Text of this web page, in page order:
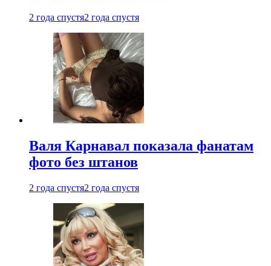
2 года спустя2 года спустя
Валя Карнавал показала фанатам
фото без штанов
2 года спустя2 года спустя